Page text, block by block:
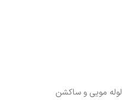
لوله مویی و ساکشن